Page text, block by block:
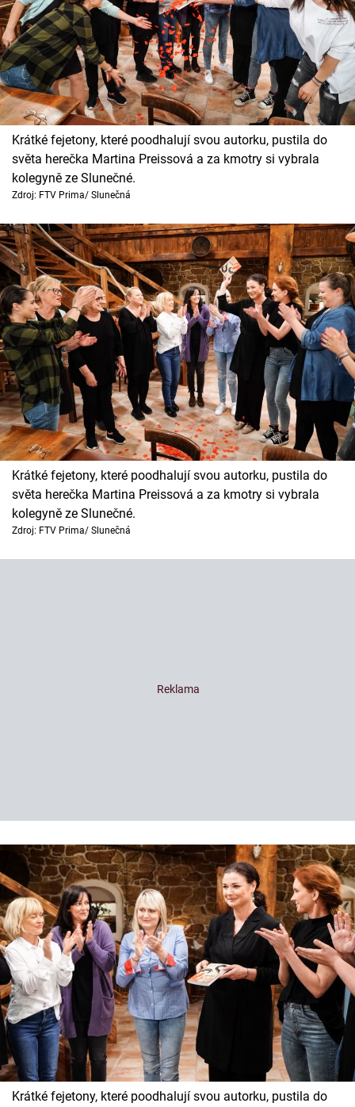
Krátké fejetony, které poodhalují svou autorku, pustila do
světa herečka Martina Preissová a za kmotry si vybrala
kolegyně ze Slunečné.
Zdroj: FTV Prima/ Slunečná
Krátké fejetony, které poodhalují svou autorku, pustila do
světa herečka Martina Preissová a za kmotry si vybrala
kolegyně ze Slunečné.
Zdroj: FTV Prima/ Slunečná
Krátké fejetony, které poodhalují svou autorku, pustila do